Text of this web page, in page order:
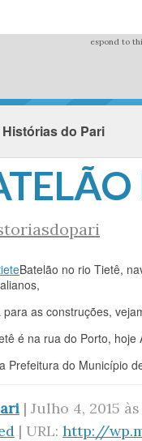
espond to
Histórias do Pari
Batelão no rio Tietê,
as construções,
é na rua do Porto, hoje
Prefeitura do Município
| Julho 4, 2015
| URL: http://